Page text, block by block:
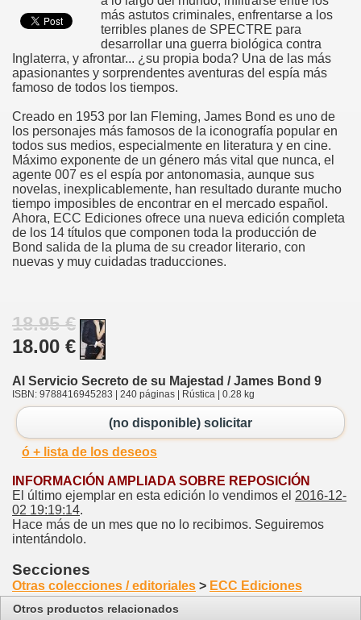
más astutos criminales, enfrentarse a los
terribles planes de SPECTRE para
desarrollar una guerra biológica contra
Inglaterra, y afrontar... ¿su propia boda? Una de las más
apasionantes y sorprendentes aventuras del espía más
famoso de todos los tiempos.
Creado en 1953 por Ian Fleming, James Bond es uno de
los personajes más famosos de la iconografía popular en
todos sus medios, especialmente en literatura y en cine.
Máximo exponente de un género más vital que nunca, el
agente 007 es el espía por antonomasia, aunque sus
novelas, inexplicablemente, han resultado durante mucho
tiempo imposibles de encontrar en el mercado español.
Ahora, ECC Ediciones ofrece una nueva edición completa
de los 14 títulos que componen toda la producción de
Bond salida de la pluma de su creador literario, con
nuevas y muy cuidadas traducciones.
18.95 €
18.00 €
Al Servicio Secreto de su Majestad / James Bond 9
ISBN: 9788416945283 | 240 páginas | Rústica | 0.28 kg
(no disponible) solicitar
ó + lista de los deseos
INFORMACIÓN AMPLIADA SOBRE REPOSICIÓN
El último ejemplar en esta edición lo vendimos el 2016-12-
02 19:19:14.
Hace más de un mes que no lo recibimos. Seguiremos
intentándolo.
Secciones
Otras colecciones / editoriales > ECC Ediciones
Otros productos relacionados